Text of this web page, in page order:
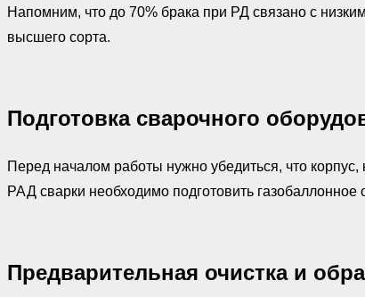
Напомним, что до 70% брака при РД связано с
высшего сорта.
Подготовка сварочного
Перед началом работы нужно убедиться, что
РАД сварки необходимо подготовить газобаллонное
Предварительная очистка и